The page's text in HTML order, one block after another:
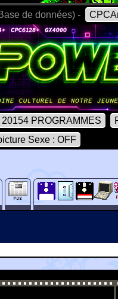
de données) -
20154 PROGRAMMES
Sexe : OFF